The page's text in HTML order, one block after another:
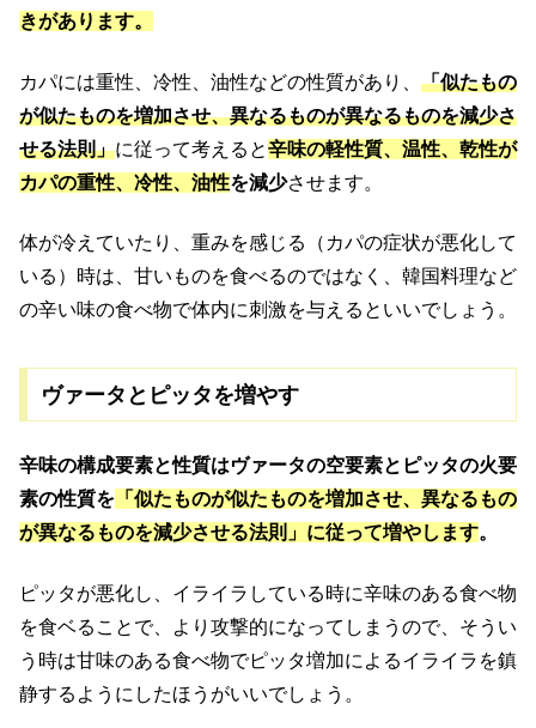
きがあります。
カパには重性、冷性、油性などの性質があり、 「似たもの
が似たものを増加させ、異なるものが異なるものを減少さ
せる法則」に従って考えると辛味の軽性質、温性、乾性が
カパの重性、冷性、油性を減少させます。
体が冷えていたり、重みを感じる（カパの症状が悪化して
いる）時は、甘いものを食べるのではなく、韓国料理など
の辛い味の食べ物で体内に刺激を与えるといいでしょう。
ヴァータとピッタを増やす
辛味の構成要素と性質はヴァータの空要素とピッタの火要
素の性質を 「似たものが似たものを増加させ、異なるもの
が異なるものを減少させる法則」に従って増やします。
ピッタが悪化し、イライラしている時に辛味のある食べ物
を食ベることで、より攻撃的になってしまうので、そうい
う時は甘味のある食べ物でピッタ増加によるイライラを鎮
静するようにしたほうがいいでしょう。